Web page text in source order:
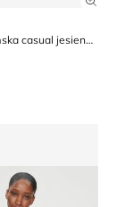
produktu
Kurtka damska casual jesienna Dare2B